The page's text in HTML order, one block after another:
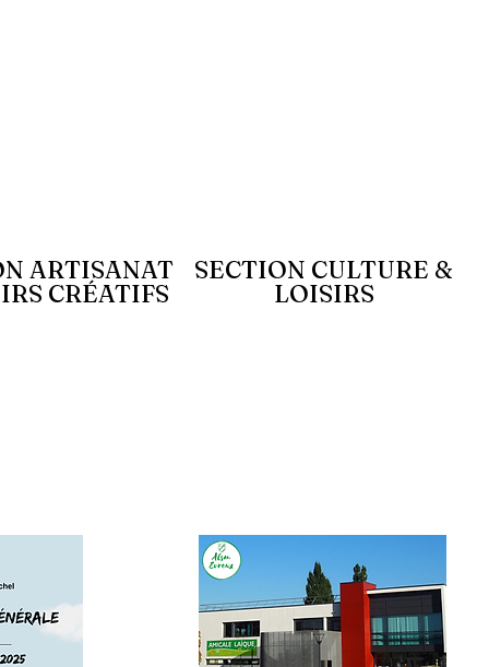
ARTISANAT
CRÉATIFS
SECTION CULTURE &
LOISIRS